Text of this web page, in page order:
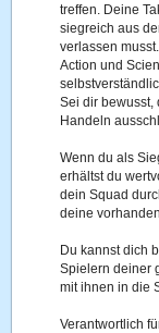
treffen. Deine
siegreich aus
verlassen
Action und
Sei dir bewusst,
Handeln
Wenn du als
erhältst du
dein Squad
deine
Du kannst dich
Spielern deiner
mit ihnen in die
Verantwortlich